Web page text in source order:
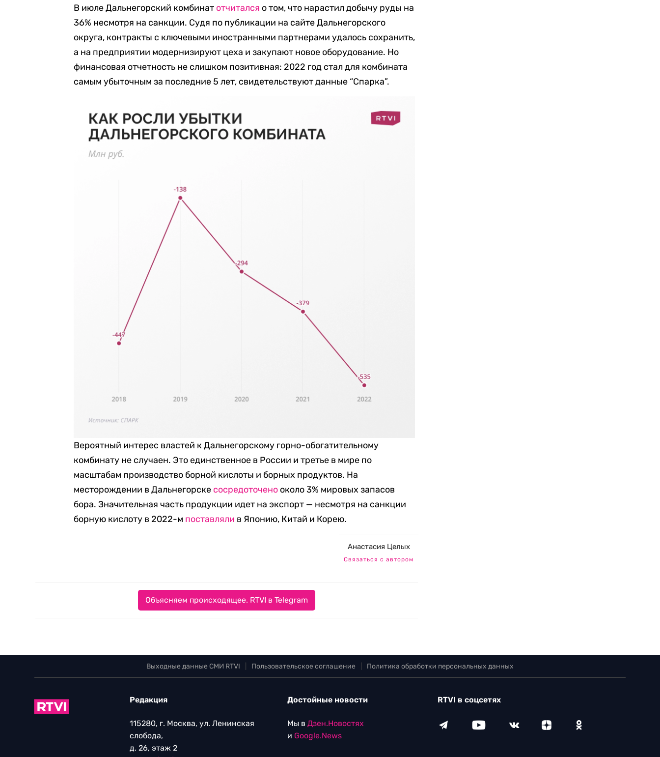
В июле Дальнегорский комбинат отчитался о том, что нарастил добычу руды на
36% несмотря на санкции. Судя по публикации на сайте Дальнегорского
округа, контракты с ключевыми иностранными партнерами удалось сохранить,
а на предприятии модернизируют цеха и закупают новое оборудование. Но
финансовая отчетность не слишком позитивная: 2022 год стал для комбината
самым убыточным за последние 5 лет, свидетельствуют данные “Спарка”.
Вероятный интерес властей к Дальнегорскому горно-обогатительному
комбинату не случаен. Это единственное в России и третье в мире по
масштабам производство борной кислоты и борных продуктов. На
месторождении в Дальнегорске сосредоточено около 3% мировых запасов
бора. Значительная часть продукции идет на экспорт — несмотря на санкции
борную кислоту в 2022-м поставляли в Японию, Китай и Корею.
Анастасия Целых
Связаться с автором
Объясняем происходящее. RTVI в Telegram
Выходные данные СМИ RTVI Пользовательское соглашение Политика обработки персональных данных
Редакция
115280, г. Москва, ул. Ленинская
слобода,
д. 26, этаж 2
Достойные новости
Мы в Дзен.Новостях
и Google.News
RTVI в соцсетях